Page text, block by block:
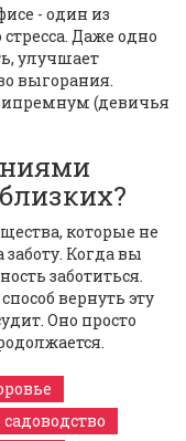
- один из
Даже одно
улучшает
выгорания.
(девичья
которые не
Когда вы
заботиться.
вернуть эту
Оно просто